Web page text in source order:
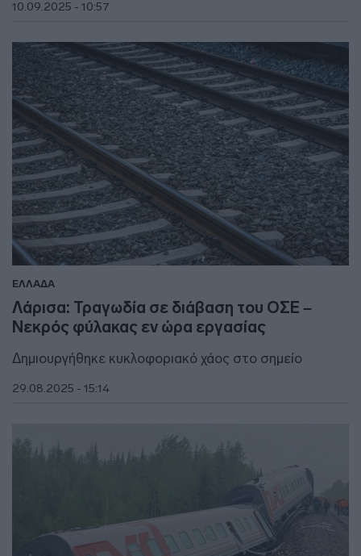
10.09.2025 - 10:57
ΕΛΛΑΔΑ
Λάρισα: Τραγωδία σε διάβαση του ΟΣΕ –
Νεκρός φύλακας εν ώρα εργασίας
Δημιουργήθηκε κυκλοφοριακό χάος στο σημείο
29.08.2025 - 15:14